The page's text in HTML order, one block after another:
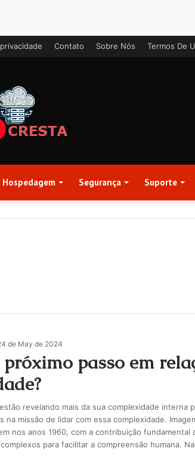
Contato Sobre Nós Termos De
Hospedagem Segurança Suporte
de May de 2024
passo em
revelando mais da sua complexidade interna
na missão de lidar com essa complexidade.
nos anos 1960, com a contribuição fundamental
para facilitar a compreensão humana.